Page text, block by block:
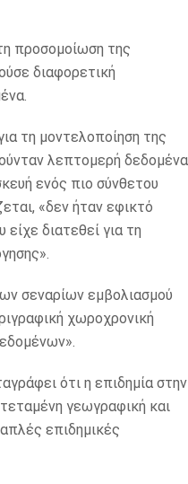
προσομοίωση της
διαφορετική
τη μοντελοποίηση της
λεπτομερή δεδομένα
ενός πιο σύνθετου
«δεν ήταν εφικτό
διατεθεί για τη
σεναρίων εμβολιασμού
χωροχρονική
ότι η επιδημία στην
γεωγραφική και
επιδημικές